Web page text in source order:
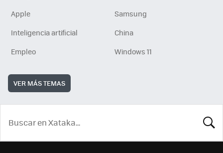
Apple
Samsung
Inteligencia artificial
China
Empleo
Windows 11
VER MÁS TEMAS